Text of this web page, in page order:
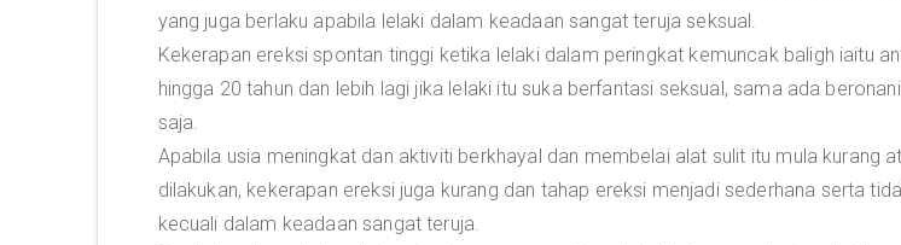
yang juga berlaku apabila lelaki dalam keadaan sangat teruja seksual.
Kekerapan ereksi spontan tinggi ketika lelaki dalam peringkat kemuncak baligh iaitu
hingga 20 tahun dan lebih lagi jika lelaki itu suka berfantasi seksual, sama ada
saja.
Apabila usia meningkat dan aktiviti berkhayal dan membelai alat sulit itu mula kurang
dilakukan, kekerapan ereksi juga kurang dan tahap ereksi menjadi sederhana serta
kecuali dalam keadaan sangat teruja.